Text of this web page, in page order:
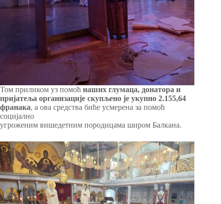
Том приликом уз помоћ наших глумаца, донатора и
пријатеља организације скупљено је укупно 2.155,64
франака, а ова средства биће усмерена за помоћ
социјално
угроженим вишедетним породицама широм Балкана.